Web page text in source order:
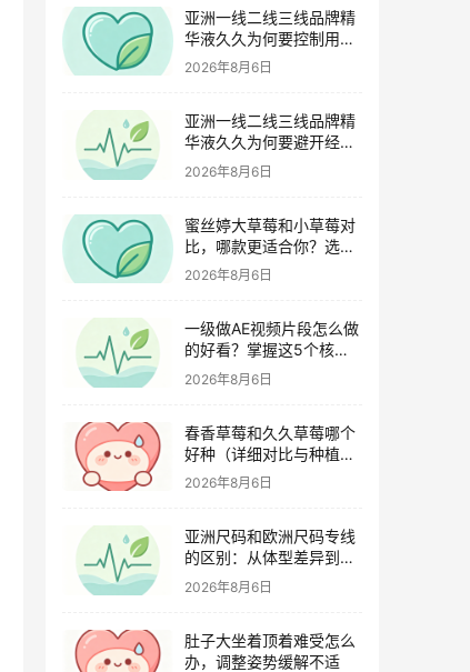
亚洲一线二线三线品牌精
华液久久为何要控制用量
（过度使用与皮肤负担的
2026年8月6日
亚洲一线二线三线品牌精
华液久久为何要避开经期
（激素变化与皮肤敏感度
关联）
2026年8月6日
蜜丝婷大草莓和小草莓对
比，哪款更适合你？选购
指南全解析
2026年8月6日
一级做AE视频片段怎么做
的好看？掌握这5个核心
技巧
2026年8月6日
春香草莓和久久草莓哪个
好种（详细对比与种植指
南）
2026年8月6日
亚洲尺码和欧洲尺码专线
的区别：从体型差异到购
物避坑指南
2026年8月6日
肚子大坐着顶着难受怎么
办，调整姿势缓解不适